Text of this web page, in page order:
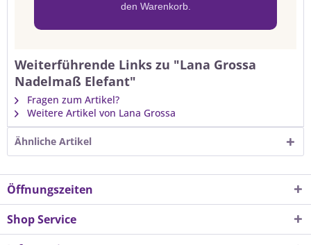
den Warenkorb.
Weiterführende Links zu "Lana Grossa
Nadelmaß Elefant"
Fragen zum Artikel?
Weitere Artikel von Lana Grossa
Ähnliche Artikel
Öffnungszeiten
Shop Service